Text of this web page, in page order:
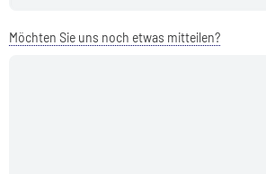
Möchten Sie uns noch etwas mitteilen?